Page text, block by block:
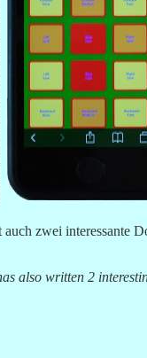
zwei interessante
also written 2